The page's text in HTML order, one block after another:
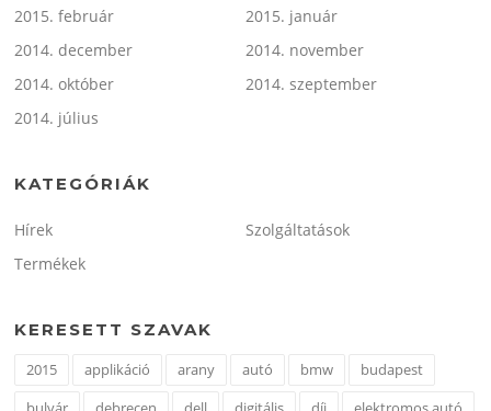
2015. február
2015. január
2014. december
2014. november
2014. október
2014. szeptember
2014. július
KATEGÓRIÁK
Hírek
Szolgáltatások
Termékek
KERESETT SZAVAK
2015 applikáció arany autó bmw
budapest